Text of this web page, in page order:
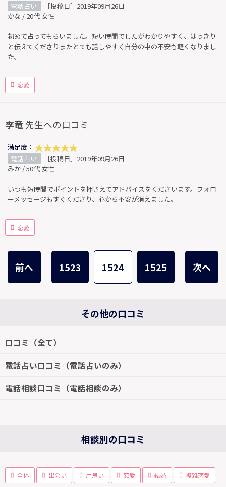
電話占い
［投稿日］2019年09月26日
かな / 20代 女性
初めて占ってもらいました。短い時間でしたがわかりやすく、はっきり
と伝えてくださりまたとても話しやすく自分の中の不安も軽くなりまし
た。
恋愛
李竜 先生への口コミ
満足度：
電話占い
［投稿日］2019年09月26日
みか / 50代 女性
いつも短時間でポイントを押さえてアドバイスをくださいます。フォロ
ーメッセージもすぐくださり、心から不安が消えました。
恋愛
前へ 1523 1524 1525 次へ
その他の口コミ
口コミ（全て）
電話占い口コミ（電話占いのみ）
電話相談口コミ（電話相談のみ）
相談別の口コミ
全体 出会い 片思い 恋愛 結婚 複雑恋愛